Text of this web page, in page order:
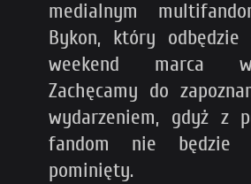
medialnym
Bykon, który
weekend marca w
Zachęcamy do
wydarzeniem, gdyż z
fandom nie będzie
pominięty.